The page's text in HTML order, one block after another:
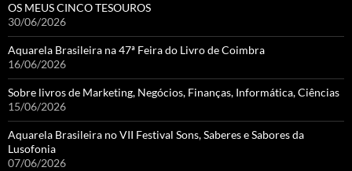
OS MEUS CINCO TESOUROS
30/06/2026
Aquarela Brasileira na 47ª Feira do Livro de Coimbra
16/06/2026
Sobre livros de Marketing, Negócios, Finanças, Informática, Ciências
15/06/2026
Aquarela Brasileira no VII Festival Sons, Saberes e Sabores da
Lusofonia
07/06/2026